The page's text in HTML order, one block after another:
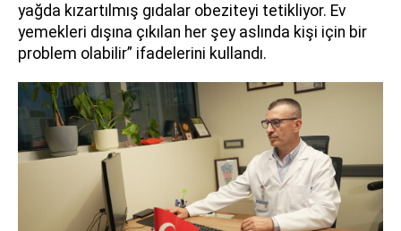
yağda kızartılmış gıdalar obeziteyi tetikliyor. Ev
yemekleri dışına çıkılan her şey aslında kişi için bir
problem olabilir” ifadelerini kullandı.